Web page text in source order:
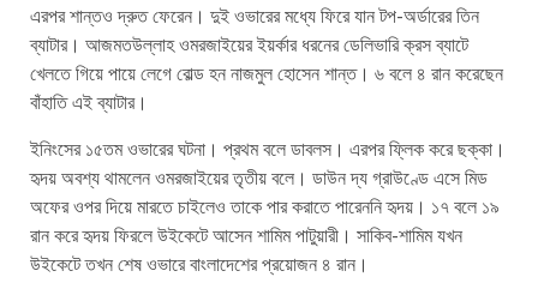
এরপর শান্তও দ্রুত ফেরেন। দুই ওভারের মধ্যে ফিরে যান টপ-অর্ডারের তিন
ব্যাটার। আজমতউল্লাহ ওমরজাইয়ের ইয়র্কার ধরনের ডেলিভারি ক্রস ব্যাটে
খেলতে গিয়ে পায়ে লেগে বোল্ড হন নাজমুল হোসেন শান্ত। ৬ বলে ৪ রান করেছেন
বাঁহাতি এই ব্যাটার।
ইনিংসের ১৫তম ওভারের ঘটনা। প্রথম বলে ডাবলস। এরপর ফ্লিক করে ছক্কা।
হৃদয় অবশ্য থামলেন ওমরজাইয়ের তৃতীয় বলে। ডাউন দ্য গ্রাউণ্ডে এসে মিড
অফের ওপর দিয়ে মারতে চাইলেও তাকে পার করাতে পারেননি হৃদয়। ১৭ বলে ১৯
রান করে হৃদয় ফিরলে উইকেটে আসেন শামিম পাটুয়ারী। সাকিব-শামিম যখন
উইকেটে তখন শেষ ওভারে বাংলাদেশের প্রয়োজন ৪ রান।